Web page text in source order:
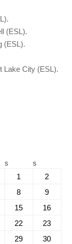
(ESL).
(ESL).
Lake City (ESL).
S S
1
2
8
9
15
16
22
23
29
30